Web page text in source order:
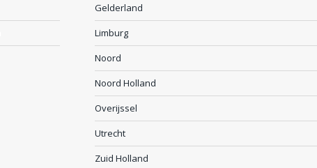
Gelderland
Limburg
Noord
Noord Holland
Overijssel
Utrecht
Zuid Holland